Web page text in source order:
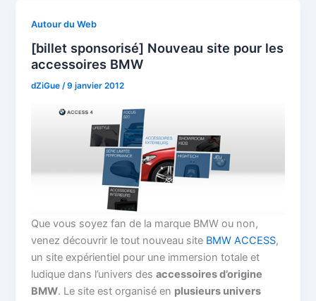
Autour du Web
[billet sponsorisé] Nouveau site pour les
accessoires BMW
dZiGue/9 janvier 2012
Que vous soyez fan de la marque BMW ou non,
venez découvrir le tout nouveau site BMW ACCESS,
un site expérientiel pour une immersion totale et
ludique dans l’univers desaccessoires d’origine
BMW. Le site est organisé en plusieurs univers